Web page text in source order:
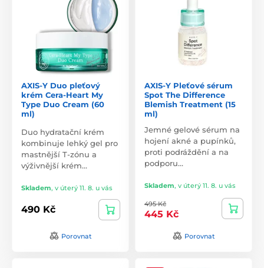
AXIS-Y Duo pleťový
krém Cera-Heart My
Type Duo Cream (60
ml)
Duo hydratační krém
kombinuje lehký gel pro
mastnější T-zónu a
výživnější krém…
Skladem, v úterý 11. 8. u vás
490 Kč
Porovnat
AXIS-Y Pleťové sérum
Spot The Difference
Blemish Treatment (15
ml)
Jemné gelové sérum na
hojení akné a pupínků,
proti podráždění a na
podporu…
Skladem, v úterý 11. 8. u vás
495 Kč
445 Kč
Porovnat